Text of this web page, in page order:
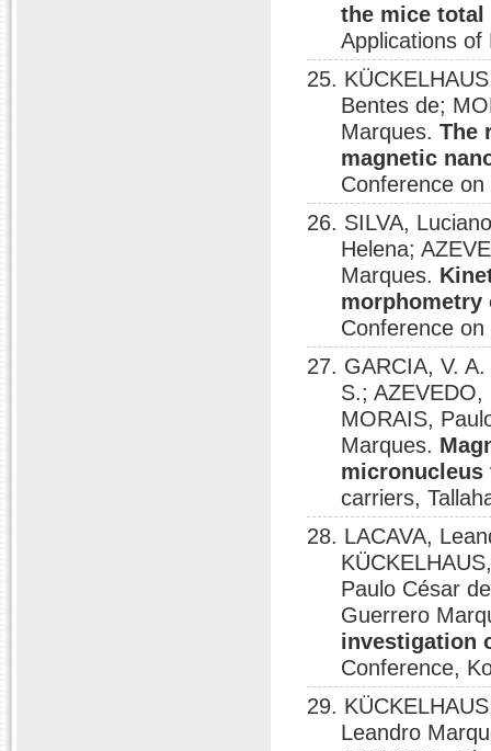
the mice
Applications
25.
Bentes de;
Marques.The
magnetic
Conference
26. SILVA,
Helena;
Marques.
morphometry
Conference
27. GARCIA, V.
S.;
MORAIS,
Marques.
micronucleus
carriers,
28. LACAVA,
Paulo César
Guerrero
investigation
Conference,
29.
Leandro